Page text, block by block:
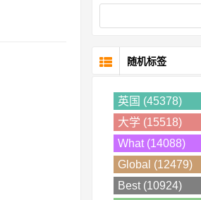
随机标签
英国 (45378)
大学 (15518)
What (14088)
Global (12479)
Best (10924)